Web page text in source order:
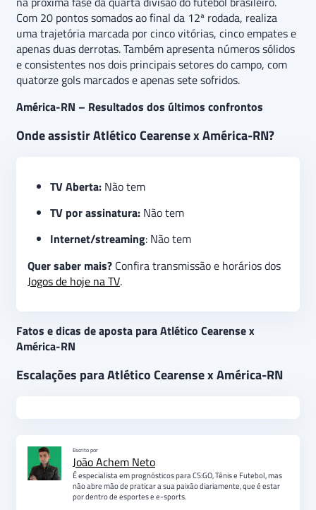
Com 20 pontos somados ao final da 12ª rodada, realiza
uma trajetória marcada por cinco vitórias, cinco empates e
apenas duas derrotas. Também apresenta números sólidos
e consistentes nos dois principais setores do campo, com
quatorze gols marcados e apenas sete sofridos.
América-RN – Resultados dos últimos confrontos
Onde assistir Atlético Cearense x América-RN?
TV Aberta: Não tem
TV por assinatura: Não tem
Internet/streaming: Não tem
Quer saber mais? Confira transmissão e horários dos
Jogos de hoje na TV.
Fatos e dicas de aposta para Atlético Cearense x
América-RN
Escalações para Atlético Cearense x América-RN
Escrito por
João Achem Neto
É especialista em prognósticos para CS:GO, Tênis e Futebol, mas
não abre mão de praticar a sua paixão diariamente, que é estar
por dentro de esportes e e-sports.